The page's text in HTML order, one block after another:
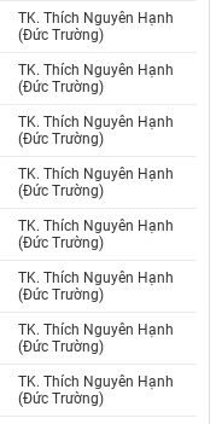
TK. Thích Nguyên Hạnh
(Đức Trường)
TK. Thích Nguyên Hạnh
(Đức Trường)
TK. Thích Nguyên Hạnh
(Đức Trường)
TK. Thích Nguyên Hạnh
(Đức Trường)
TK. Thích Nguyên Hạnh
(Đức Trường)
TK. Thích Nguyên Hạnh
(Đức Trường)
TK. Thích Nguyên Hạnh
(Đức Trường)
TK. Thích Nguyên Hạnh
(Đức Trường)